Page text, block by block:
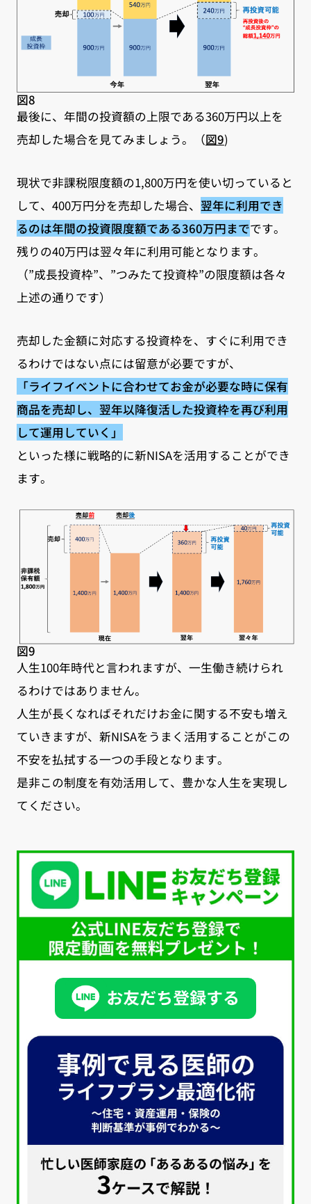
図8
最後に、年間の投資額の上限である360万円以上を
売却した場合を見てみましょう。（図9)
現状で非課税限度額の1,800万円を使い切っていると
して、400万円分を売却した場合、 翌年に利用でき
るのは年間の投資限度額である360万円までです。
残りの40万円は翌々年に利用可能となります。
（”成長投資枠”、”つみたて投資枠”の限度額は各々
上述の通りです）
売却した金額に対応する投資枠を、すぐに利用でき
るわけではない点には留意が必要ですが、
「ライフイベントに合わせてお金が必要な時に保有
商品を売却し、翌年以降復活した投資枠を再び利用
して運用していく」
といった様に戦略的に新NISAを活用することができ
ます。
図9
人生100年時代と言われますが、一生働き続けられ
るわけではありません。
人生が長くなればそれだけお金に関する不安も増え
ていきますが、新NISAをうまく活用することがこの
不安を払拭する一つの手段となります。
是非この制度を有効活用して、豊かな人生を実現し
てください。